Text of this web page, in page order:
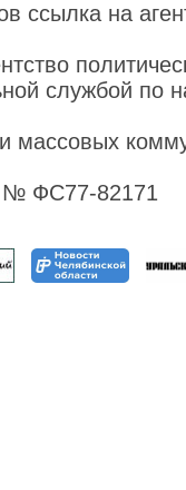
ссылка на
службой по
массовых
№ ФС77-82171